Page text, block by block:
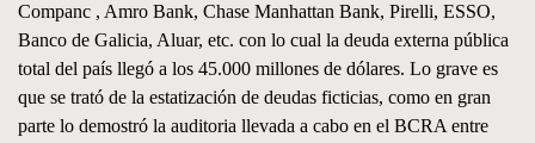
Companc , Amro Bank, Chase Manhattan Bank, Pirelli, ESSO,
Banco de Galicia, Aluar, etc. con lo cual la deuda externa pública
total del país llegó a los 45.000 millones de dólares. Lo grave es
que se trató de la estatización de deudas ficticias, como en gran
parte lo demostró la auditoria llevada a cabo en el BCRA entre